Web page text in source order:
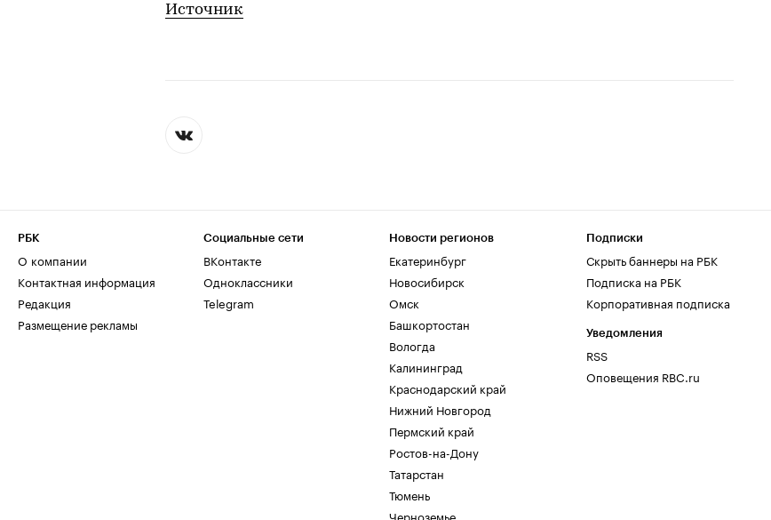
Источник
РБК
О компании
Контактная информация
Редакция
Размещение рекламы
Социальные сети
ВКонтакте
Одноклассники
Telegram
Новости регионов
Екатеринбург
Новосибирск
Омск
Башкортостан
Вологда
Калининград
Краснодарский край
Нижний Новгород
Пермский край
Ростов-на-Дону
Татарстан
Тюмень
Черноземье
Подписки
Скрыть баннеры на РБК
Подписка на РБК
Корпоративная подписка
Уведомления
RSS
Оповещения RBC.ru